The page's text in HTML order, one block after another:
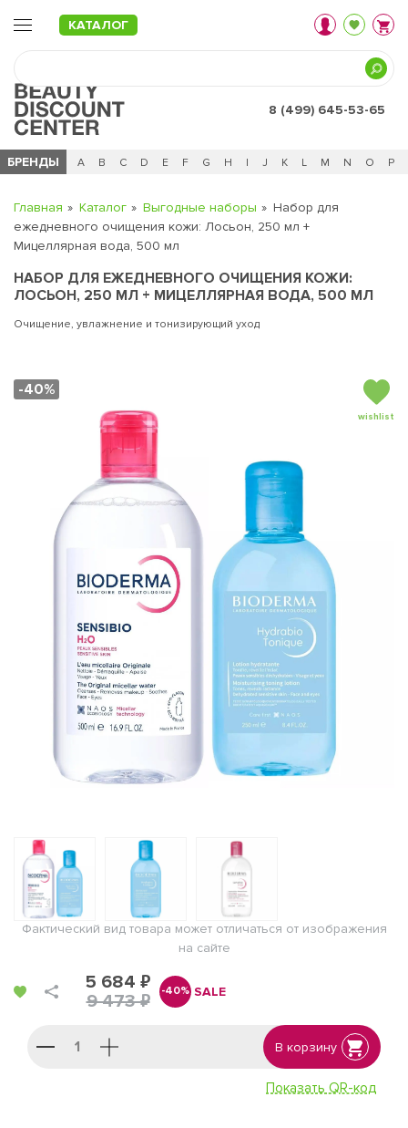
КАТАЛОГ
8 (499) 645-53-65
БРЕНДЫ
Ч 0 - 9 A B C D E F G H I J K L M N O P
Главная Каталог Выгодные наборы
Набор для
ежедневного очищения кожи: Лосьон, 250 мл +
Мицеллярная вода, 500 мл
НАБОР ДЛЯ ЕЖЕДНЕВНОГО ОЧИЩЕНИЯ КОЖИ:
ЛОСЬОН, 250 МЛ + МИЦЕЛЛЯРНАЯ ВОДА, 500 МЛ
Очищение, увлажнение и тонизирующий уход
-40%
wishlist
Фактический вид товара может отличаться от изображения
на сайте
5 684 ₽
9 473 ₽
-40% SALE
В корзину
Показать QR-код